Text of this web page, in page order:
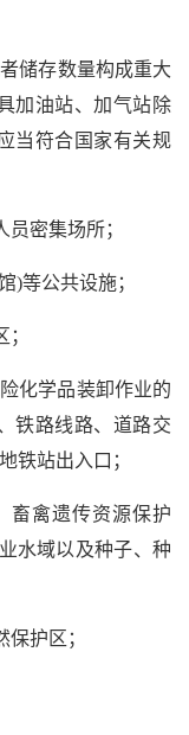
储存数量构成重大
加油站、加气站除
当符合国家有关规
密集场所；
)等公共设施；
化学品装卸作业的
铁路线路、道路交
铁站出入口；
畜禽遗传资源保护
水域以及种子、种
护区；